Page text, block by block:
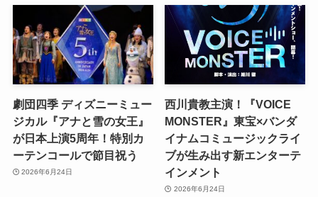
劇団四季 ディズニーミュー
ジカル『アナと雪の女王』
が日本上演5周年！特別カ
ーテンコールで節目祝う
2026年6月24日
西川貴教主演！『VOICE
MONSTER』東宝×バンダ
イナムコミュージックライ
ブが生み出す新エンターテ
インメント
2026年6月24日